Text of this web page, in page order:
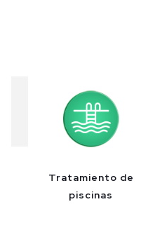
Tratamiento de
piscinas